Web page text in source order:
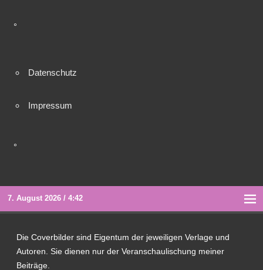
°
Datenschutz
Impressum
°
7. August 2026 / 4:42
Die Coverbilder sind Eigentum der jeweiligen Verlage und
Autoren. Sie dienen nur der Veranschaulischung meiner
Beiträge.